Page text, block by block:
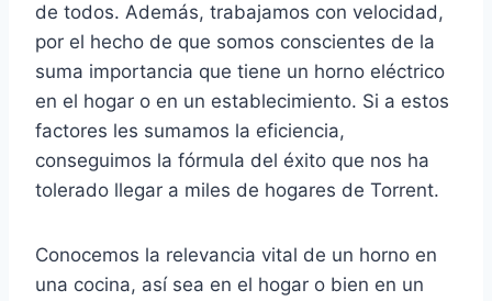
de todos. Además, trabajamos con velocidad,
por el hecho de que somos conscientes de la
suma importancia que tiene un horno eléctrico
en el hogar o en un establecimiento. Si a estos
factores les sumamos la eficiencia,
conseguimos la fórmula del éxito que nos ha
tolerado llegar a miles de hogares de Torrent.
Conocemos la relevancia vital de un horno en
una cocina, así sea en el hogar o bien en un